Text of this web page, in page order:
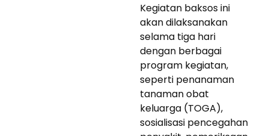
Kegiatan baksos ini
akan dilaksanakan
selama tiga hari
dengan berbagai
program kegiatan,
seperti penanaman
tanaman obat
keluarga (TOGA),
sosialisasi pencegahan